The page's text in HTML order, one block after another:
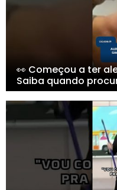
👀 Começou a ter
Saiba quando